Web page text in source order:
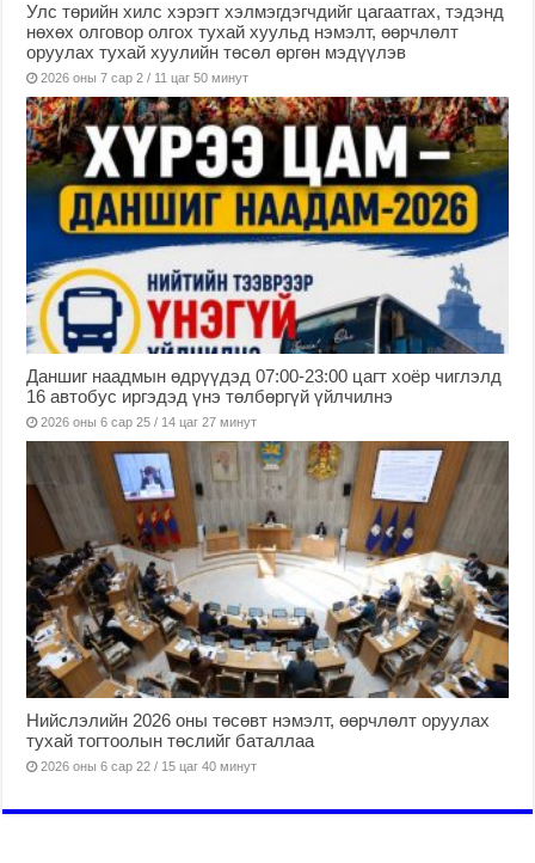
Улс төрийн хилс хэрэгт хэлмэгдэгчдийг цагаатгах, тэдэнд
нөхөх олговор олгох тухай хуульд нэмэлт, өөрчлөлт
оруулах тухай хуулийн төсөл өргөн мэдүүлэв
2026 оны 7 сар 2 / 11 цаг 50 минут
Даншиг наадмын өдрүүдэд 07:00-23:00 цагт хоёр чиглэлд
16 автобус иргэдэд үнэ төлбөргүй үйлчилнэ
2026 оны 6 сар 25 / 14 цаг 27 минут
Нийслэлийн 2026 оны төсөвт нэмэлт, өөрчлөлт оруулах
тухай тогтоолын төслийг баталлаа
2026 оны 6 сар 22 / 15 цаг 40 минут